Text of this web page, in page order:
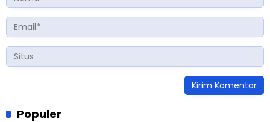
Populer